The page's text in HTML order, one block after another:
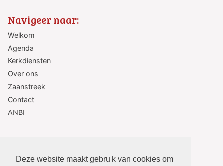
Deze website maakt gebruik van cookies om
Navigeer naar:
Welkom
Agenda
Kerkdiensten
Over ons
Zaanstreek
Contact
ANBI